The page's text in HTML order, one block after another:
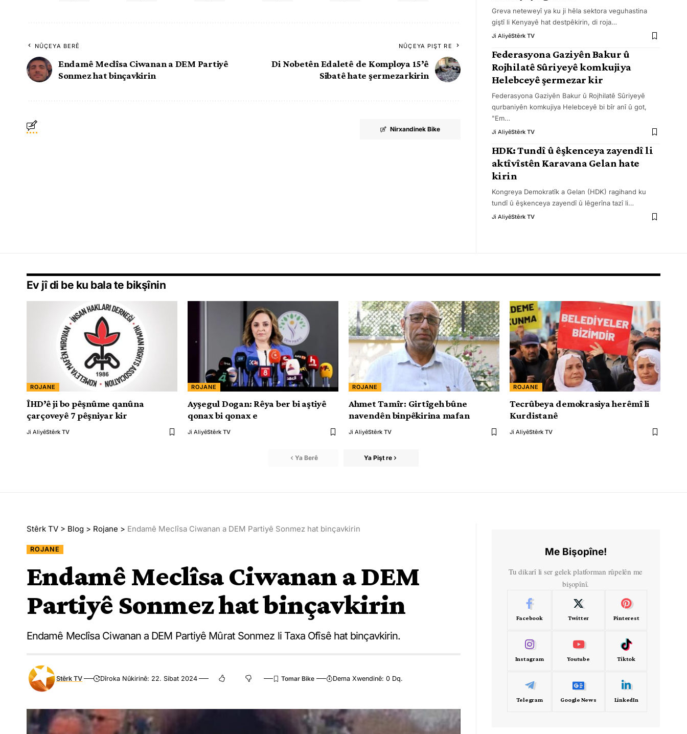
NÛÇEYA BERÊ
Endamê Meclîsa Ciwanan a DEM Partiyê
Sonmez hat binçavkirin
NÛÇEYA PIŞT RE
Di Nobetên Edaletê de Komploya 15’ê
Sibatê hate şermezarkirin
Nirxandinek Bike
Greva neteweyî ya ku ji hêla sektora veguhastina
giştî li Kenyayê hat destpêkirin, di roja…
Ji AliyêStêrk TV
Federasyona Gaziyên Bakur û
Rojhilatê Sûriyeyê komkujiya
Helebceyê şermezar kir
Federasyona Gaziyên Bakur û Rojhilatê Sûriyeyê
qurbaniyên komkujiya Helebceyê bi bîr anî û got,
"Em…
Ji AliyêStêrk TV
HDK: Tundî û êşkenceya zayendî li
aktîvîstên Karavana Gelan hate
kirin
Kongreya Demokratîk a Gelan (HDK) ragihand ku
tundî û êşkenceya zayendî û lêgerîna tazî li…
Ji AliyêStêrk TV
Ev jî di be ku bala te bikşînin
ROJANE
ÎHD’ê ji bo pêşnûme qanûna
çarçoveyê 7 pêşniyar kir
Ji AliyêStêrk TV
ROJANE
Ayşegul Dogan: Rêya ber bi aştiyê
qonax bi qonax e
Ji AliyêStêrk TV
ROJANE
Ahmet Tamîr: Girtîgeh bûne
navendên binpêkirina mafan
Ji AliyêStêrk TV
ROJANE
Tecrûbeya demokrasiya herêmî li
Kurdistanê
Ji AliyêStêrk TV
Ya Berê Ya Pişt re
Stêrk TV > Blog > Rojane > Endamê Meclîsa Ciwanan a DEM Partiyê Sonmez hat binçavkirin
ROJANE
Endamê Meclîsa Ciwanan a DEM
Partiyê Sonmez hat binçavkirin
Endamê Meclîsa Ciwanan a DEM Partiyê Mûrat Sonmez li Taxa Ofîsê hat binçavkirin.
Stêrk TV Dîroka Nûkirinê: 22. Sibat 2024 Dema Xwendinê: 0 Dq.
Me Bişopîne!
Tu dikarî li ser gelek platforman rûpelên me
bişopînî.
Facebook Twitter Pinterest
Instagram Youtube Tiktok
Telegram Google News LinkedIn